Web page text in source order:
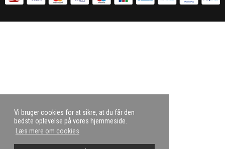
Vi bruger cookies for at sikre, at du får den
bedste oplevelse på vores hjemmeside.
Læs mere om cookies